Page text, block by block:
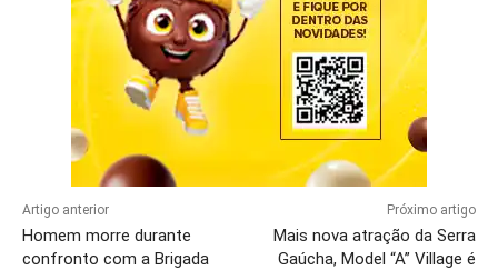
Artigo anterior
Homem morre durante
confronto com a Brigada
Próximo artigo
Mais nova atração da Serra
Gaúcha, Model “A” Village é